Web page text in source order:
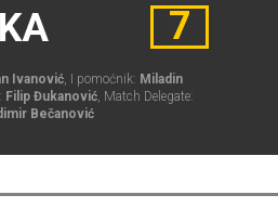
7
Ivanović, I pomoćnik: Miladin
Filip Đukanović, Match Delegate:
Bečanović